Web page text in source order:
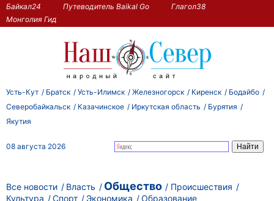
Байкал24 Путеводитель Baikal Go
Глагол38
Монголия Гид
Усть-Кут Братск Усть-Илимск Железногорск Киренск
Бодайбо
Северобайкальск
Казачинское Иркутская область
Бурятия
Якутия
08 августа 2026
Все новости Власть Общество
Происшествия
Культура
Спорт Экономика Образование